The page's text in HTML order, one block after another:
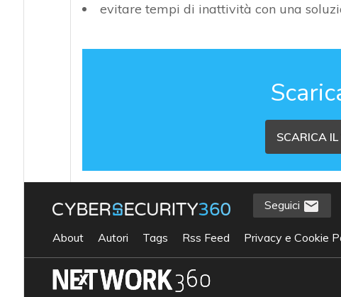
evitare tempi di inattività con una
SCARICA
Seguici
About Autori Tags Rss Feed Privacy e Cookie